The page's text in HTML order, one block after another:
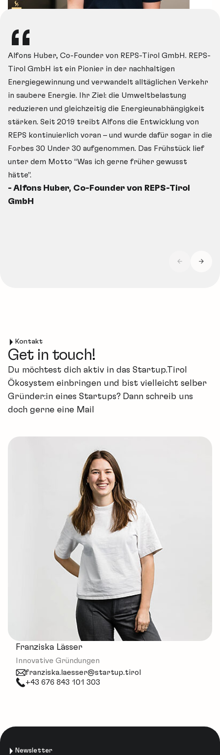
“
Alfons Huber, Co-Founder von REPS-Tirol GmbH. REPS-
Tirol GmbH ist ein Pionier in der nachhaltigen
Energiegewinnung und verwandelt alltäglichen Verkehr
in saubere Energie. Ihr Ziel: die Umweltbelastung
reduzieren und gleichzeitig die Energieunabhängigkeit
stärken. Seit 2019 treibt Alfons die Entwicklung von
REPS kontinuierlich voran – und wurde dafür sogar in die
Forbes 30 Under 30 aufgenommen. Das Frühstück lief
unter dem Motto “Was ich gerne früher gewusst
hätte”.
- Alfons Huber, Co-Founder von REPS-Tirol
GmbH
“
Lina Graf, Co-Founderin & CEO Doc2me (formerly
femble). doc2me erweitert den Einfluss von Ärzt:innen
über die Praxis hinaus. In wenigen Minuten lassen sich
geprüfte, personalisierte Gesundheitsinformationen
erstellen und direkt mit Patient:innen teilen – klar,
verständlich und zuverlässig. Lina teilte mit uns
spannende Insights rund um das Thema Startup
Fundraising.
- Lina Graf, Co-Founderin & CEO Doc2me
(formerly femble)
“
David Plaseller ist Co-Founder und CEO von
revitalyze revolutioniert die Bauindustrie, indem
nachhaltige Baupraktiken zugänglich und effizient
gestaltet werden. Als erste digitale Plattform zur
Optimierung der Beschaffung recycelter
Zuschlagstoffe für eine Kreislaufwirtschaft
revitalyze schnellere Bearbeitungszeiten pro
Bestellung. David sprach mit uns zum Thema
Nachhaltigkeit, Investment und Förderungen.
- David Plaseller, Co-Founder & CEO
“
Nina Fauland ist Co-Founderin und CEO von
Wiasano steigert die Effizienz im Online-
indem zahlreiche Aufgaben durch KI-gestützte
vereinfacht werden. Die Software bietet
zur automatisierten Texterstellung, zur
Redaktionsplänen, zum einfachen
und zur regelmäßigen Auswertung von
sprach mit uns über den Markenaufbau von
- Nina Fauland, Co-Founderin & CEO
“
Micheal Strobel ist Co-Founder und CEO von
upstreamsurfing. Upstreamsurfing bringt
Surflösungen direkt in die Stadt, indem es das
natürliche Fließwasser von Flüssen nutzt, um
Mischung aus Flusssurfen, Wellenreiten und
Wakeboarden zu ermöglichen – ganz ohne
Energieverbrauch. Das System bietet Kurse
Anfänger und Fortgeschrittene sowie Team-
Firmen und Vereine. Michael sprach mit uns
- Michael Strobel, Co-Founder & CEO
“
Benjamin Kehrer, CMO von 21energy.
entwickelt nachhaltige Energie- und
macht Wärme profitabel. Durch Bitcoin-
Kombination mit Abwärmenutzung
innovative Technologie zur CO₂-Reduktion,
Netzstabilisierung und Unterstützung der
Energiewende. Das Frühstück lief unter
Trennung mit Hindernissen: Preventing &
Challenges in Startup-Teams. Eine
- Benjamin Kehrer, CMO von
“
Christoph Prokeš , Co-Founder von
Mission Solar ist ein regionaler
wirtschaftlich und ökologisch sinnvolle
Das Unternehmen begleitet Kund:innen
Investment in Solarstrom, informiert
Chancen, unterstützt bei der
bestehender Anlagen und hilft,
Produktion intelligent zu steuern.
seine Insights rund um seine Startup-
Mitarbeiter:innen, Exit, Masken-Deals
Kontakt
Get in touch!
Du möchtest dich aktiv in das Startup.Tirol
Ökosystem einbringen und bist vielleicht selber
Gründer:in eines Startups? Dann schreib uns
doch gerne eine Mail
Franziska Lässer
Innovative Gründungen
franziska.laesser@startup.tirol
+43 676 843 101 303
Newsletter